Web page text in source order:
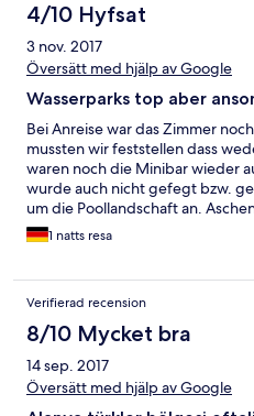
4/10 Hyfsat
3 nov. 2017
Översätt med hjälp av Google
Wasserparks top aber
Bei Anreise war das Zimmer
mussten wir feststellen dass
waren noch die Minibar wieder
wurde auch nicht gefegt bzw.
um die Poollandschaft an.
säumten den Boden obwohl
Becherstationen vorhanden
inclusive Kunden mit lag. Das
entsprechend der Größe der
Massenabfertigung. Unser Fazit,
kleinere Hotels in Zukunft
waren hingegen super aber auch
Sauberkeit.
1 natts resa
Verifierad recension
8/10 Mycket bra
14 sep. 2017
Översätt med hjälp av Google